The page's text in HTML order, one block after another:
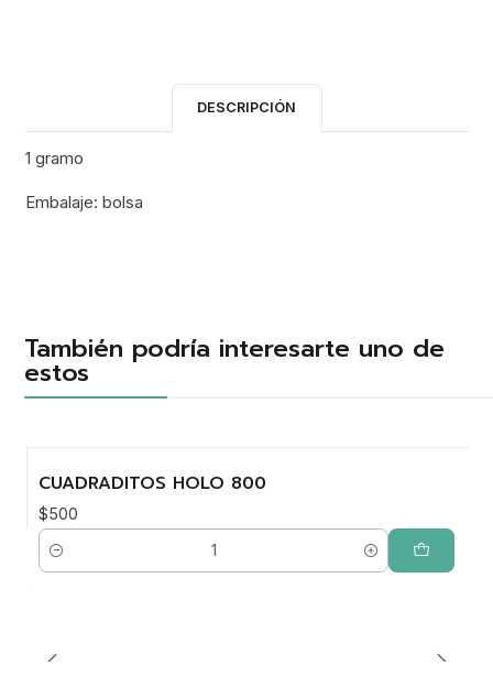
DESCRIPCIÓN
1 gramo
Embalaje: bolsa
También podría interesarte uno de
estos
CUADRADITOS HOLO 800
$500
Cantidad